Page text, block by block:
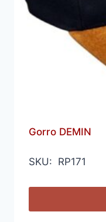
Gorro DEMIN
SKU: RP171